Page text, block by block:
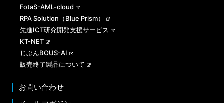
FotaS-AML-cloud
RPA Solution（Blue Prism）
先進ICT研究開発支援サービス
KT-NET
じぶんBOUS-AI
販売終了製品について
お問い合わせ